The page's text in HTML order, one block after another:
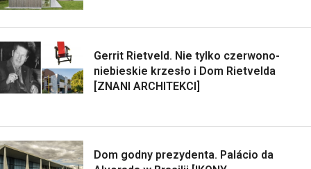
Gerrit Rietveld. Nie tylko czerwono-
niebieskie krzesło i Dom Rietvelda
[ZNANI ARCHITEKCI]
Dom godny prezydenta. Palácio da